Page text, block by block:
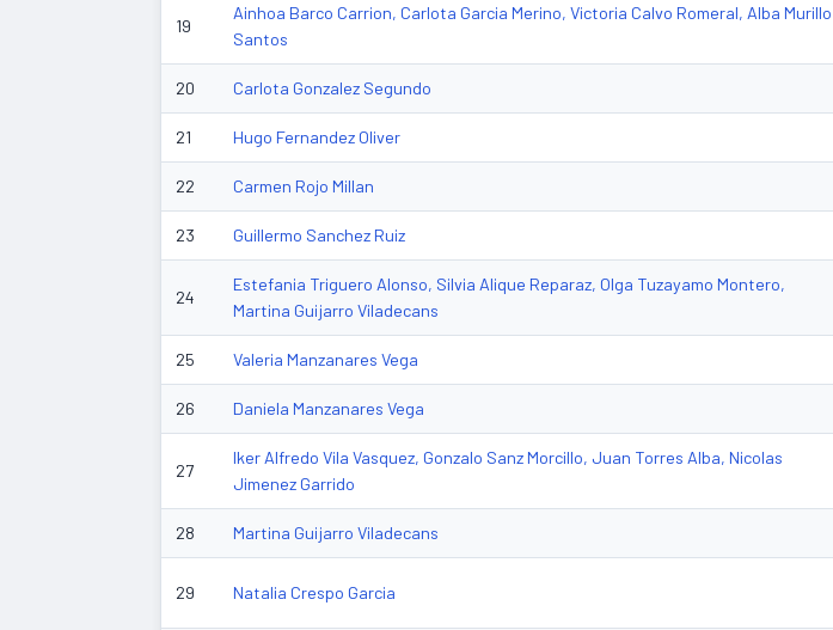
19
Ainhoa Barco Carrion, Carlota Garcia Merino, Victoria Calvo Romeral, Alba Murillo
Santos
20 Carlota Gonzalez Segundo
21 Hugo Fernandez Oliver
22 Carmen Rojo Millan
23 Guillermo Sanchez Ruiz
24
Estefania Triguero Alonso, Silvia Alique Reparaz, Olga Tuzayamo Montero,
Martina Guijarro Viladecans
25 Valeria Manzanares Vega
26 Daniela Manzanares Vega
27
Iker Alfredo Vila Vasquez, Gonzalo Sanz Morcillo, Juan Torres Alba, Nicolas
Jimenez Garrido
28 Martina Guijarro Viladecans
29 Natalia Crespo Garcia